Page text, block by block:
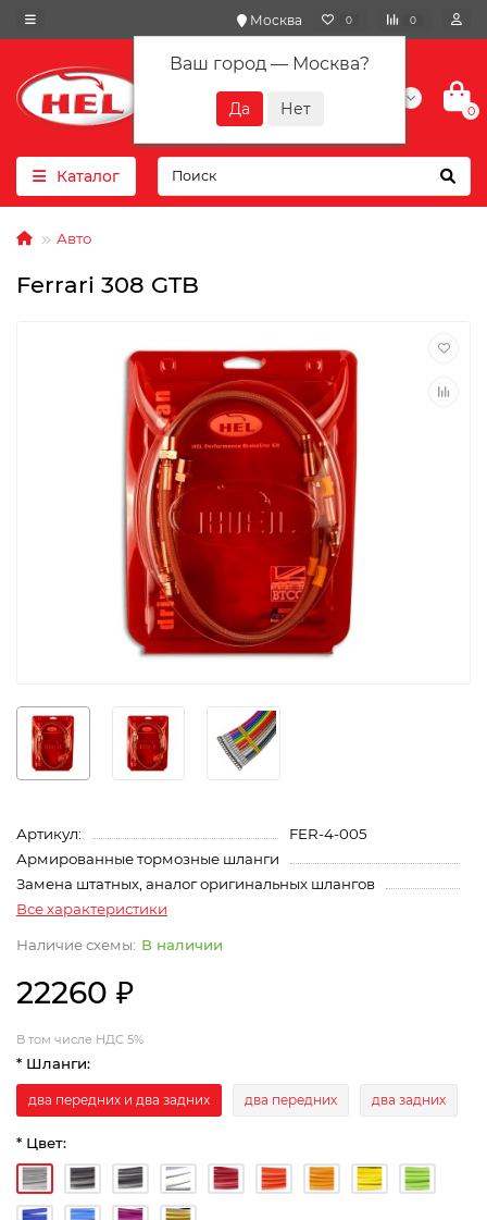
Москва
Ваш город — Москва?
0 0
+7(901) 417-10-01
0
Каталог
Авто
Ferrari 308 GTB
Артикул:
FER-4-005
Армированные тормозные шланги
Замена штатных, аналог оригинальных шлангов
Все характеристики
В наличии
22260 ₽
В том числе НДС 5%
* Шланги:
два передних и два задних два передних два задних
* Цвет: